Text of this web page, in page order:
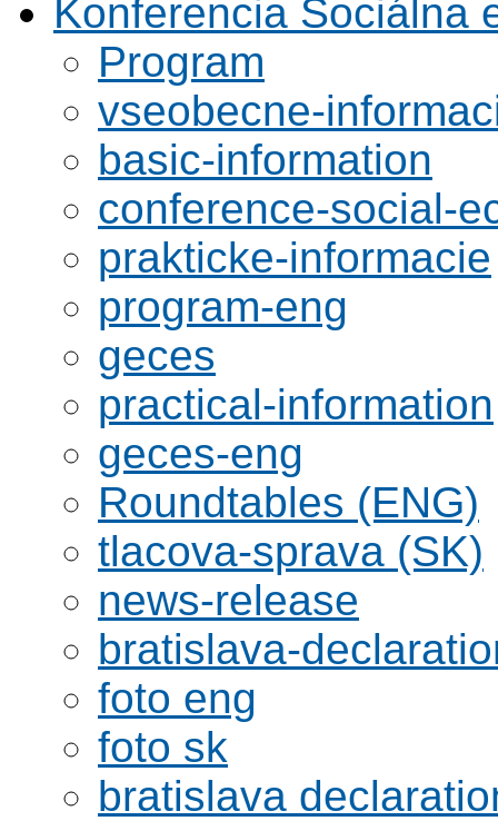
Konferencia Sociálna
Program
vseobecne-
basic-information
conference-social-
prakticke-informacie
program-eng
geces
practical-information
geces-eng
Roundtables (ENG)
tlacova-sprava (SK)
news-release
bratislava-
foto eng
foto sk
bratislava